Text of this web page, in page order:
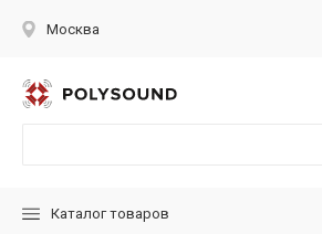
Москва
Каталог товаров